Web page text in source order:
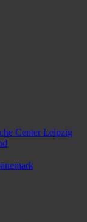
Center Leipzig